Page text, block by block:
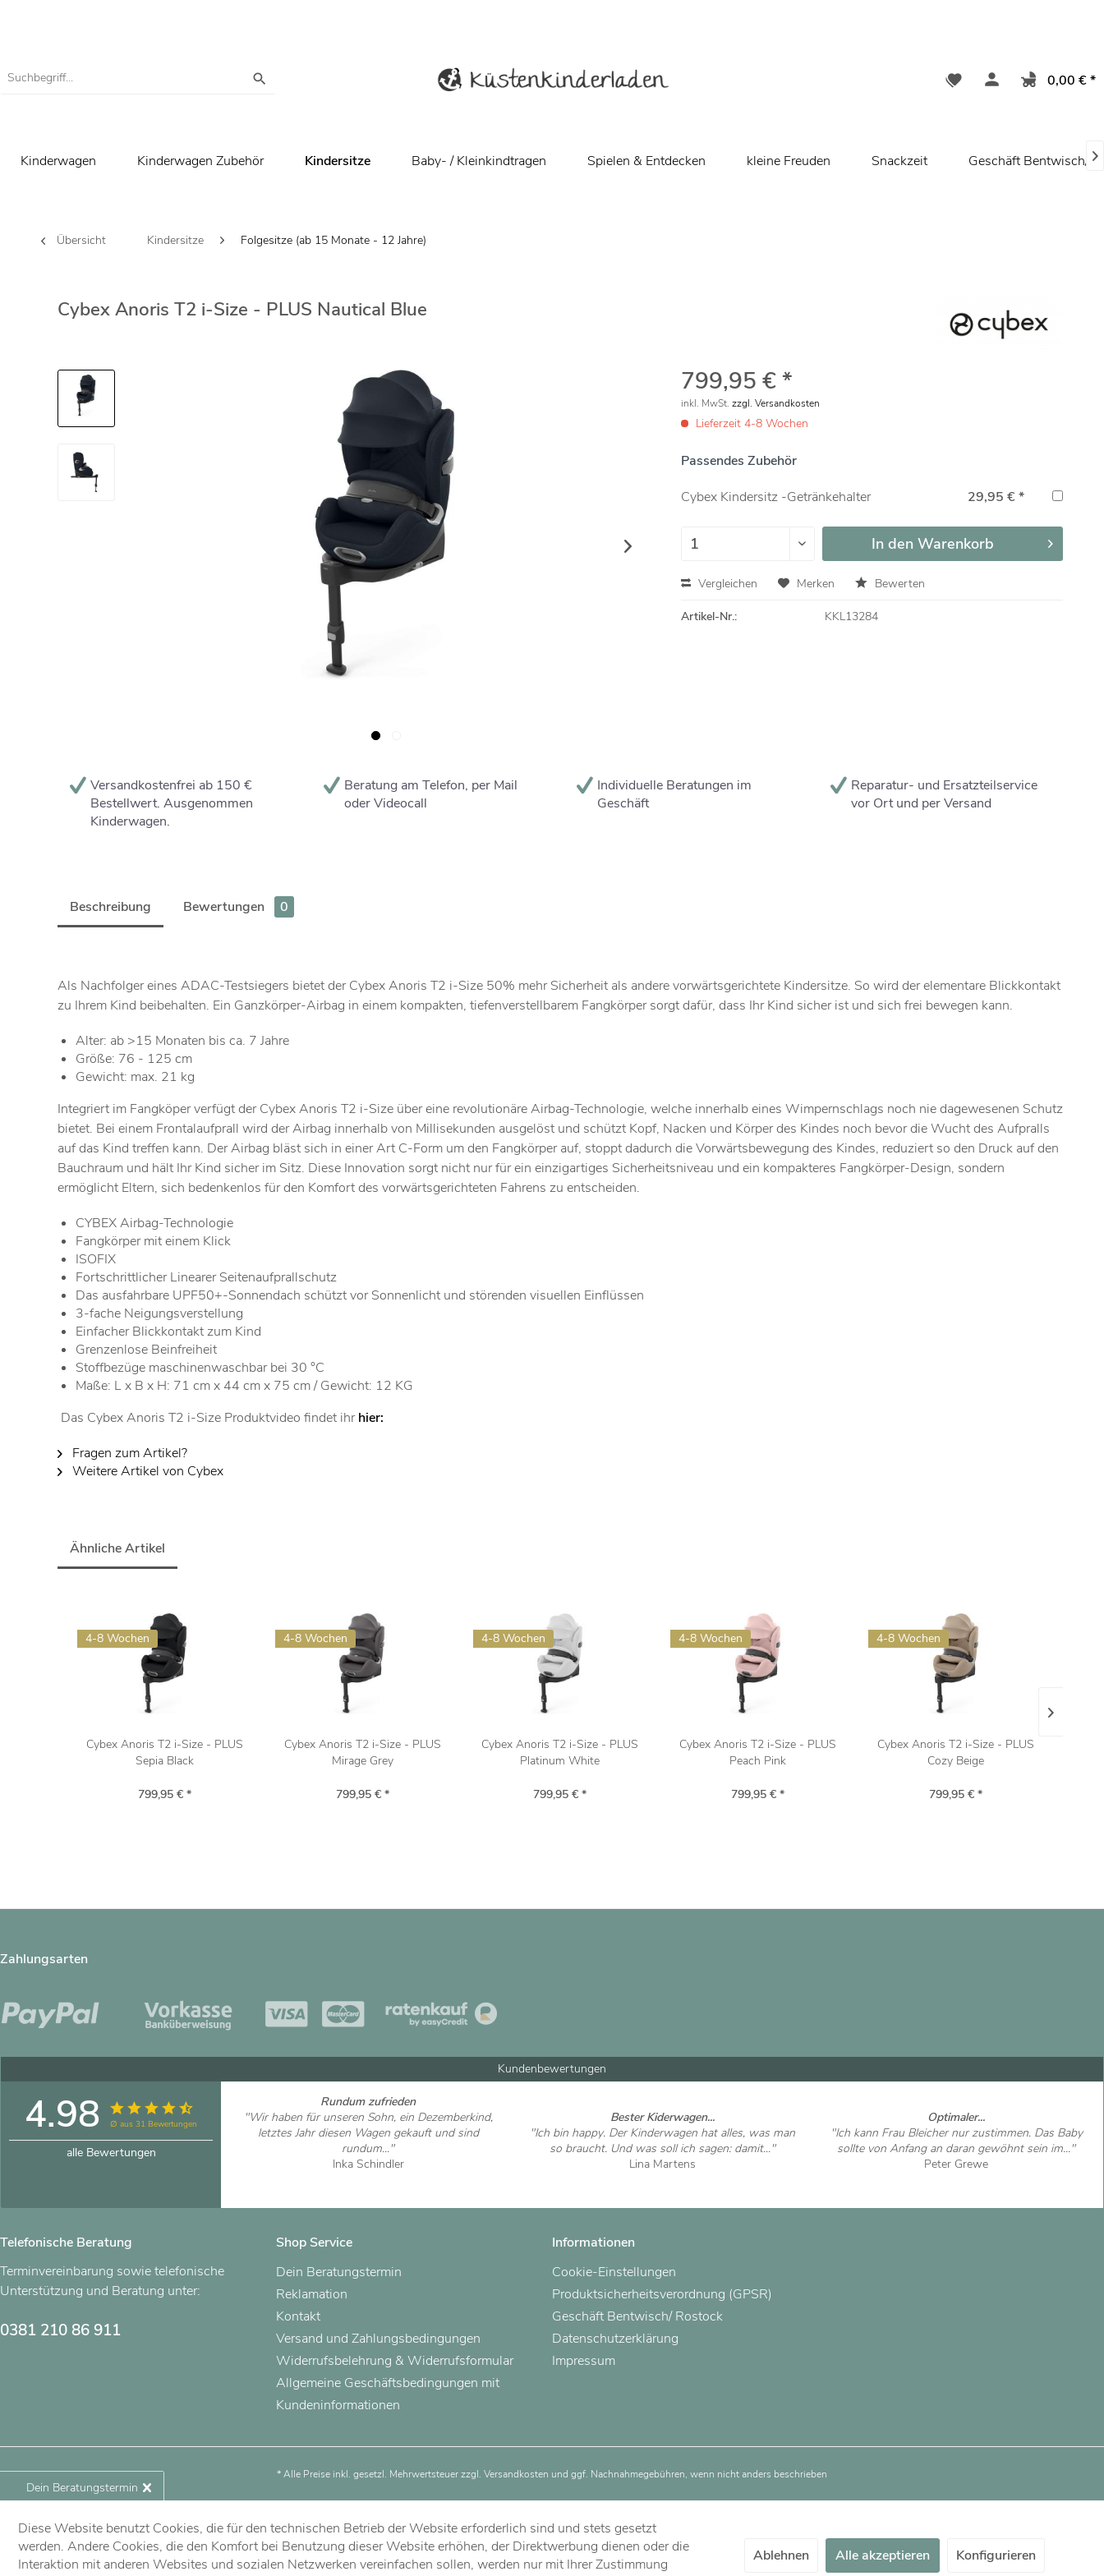
0,00 € *
Kinderwagen Kinderwagen Zubehör Kindersitze Baby- / Kleinkindtragen Spielen & Entdecken kleine Freuden Snackzeit Geschäft Bentwisch/ 
Übersicht Kindersitze Folgesitze (ab 15 Monate - 12 Jahre)
Cybex Anoris T2 i-Size - PLUS Nautical Blue
799,95 € *
inkl. MwSt. zzgl. Versandkosten
Lieferzeit 4-8 Wochen
Passendes Zubehör
Cybex Kindersitz -Getränkehalter
29,95 € *
In den Warenkorb
Vergleichen Merken Bewerten
Artikel-Nr.: KKL13284
Versandkostenfrei ab 150 €
Bestellwert. Ausgenommen
Kinderwagen.
Beratung am Telefon, per Mail
oder Videocall
Individuelle Beratungen im
Geschäft
Reparatur- und Ersatzteilservice
vor Ort und per Versand
Beschreibung Bewertungen 0
Als Nachfolger eines ADAC-Testsiegers bietet der Cybex Anoris T2 i-Size 50% mehr Sicherheit als andere vorwärtsgerichtete Kindersitze. So wird der elementare Blickkontakt
zu Ihrem Kind beibehalten. Ein Ganzkörper-Airbag in einem kompakten, tiefenverstellbarem Fangkörper sorgt dafür, dass Ihr Kind sicher ist und sich frei bewegen kann.
Alter: ab >15 Monaten bis ca. 7 Jahre
Größe: 76 - 125 cm
Gewicht: max. 21 kg
Integriert im Fangköper verfügt der Cybex Anoris T2 i-Size über eine revolutionäre Airbag-Technologie, welche innerhalb eines Wimpernschlags noch nie dagewesenen Schutz
bietet. Bei einem Frontalaufprall wird der Airbag innerhalb von Millisekunden ausgelöst und schützt Kopf, Nacken und Körper des Kindes noch bevor die Wucht des Aufpralls
auf das Kind treffen kann. Der Airbag bläst sich in einer Art C-Form um den Fangkörper auf, stoppt dadurch die Vorwärtsbewegung des Kindes, reduziert so den Druck auf den
Bauchraum und hält Ihr Kind sicher im Sitz. Diese Innovation sorgt nicht nur für ein einzigartiges Sicherheitsniveau und ein kompakteres Fangkörper-Design, sondern
ermöglicht Eltern, sich bedenkenlos für den Komfort des vorwärtsgerichteten Fahrens zu entscheiden.
CYBEX Airbag-Technologie
Fangkörper mit einem Klick
ISOFIX
Fortschrittlicher Linearer Seitenaufprallschutz
Das ausfahrbare UPF50+-Sonnendach schützt vor Sonnenlicht und störenden visuellen Einflüssen
3-fache Neigungsverstellung
Einfacher Blickkontakt zum Kind
Grenzenlose Beinfreiheit
Stoffbezüge maschinenwaschbar bei 30 °C
Maße: L x B x H: 71 cm x 44 cm x 75 cm / Gewicht: 12 KG
Das Cybex Anoris T2 i-Size Produktvideo findet ihrhier:
Fragen zum Artikel?
Weitere Artikel von Cybex
Ähnliche Artikel
4-8 Wochen
Cybex Anoris T2 i-Size - PLUS
Sepia Black
799,95 € *
4-8 Wochen
Cybex Anoris T2 i-Size - PLUS
Mirage Grey
799,95 € *
4-8 Wochen
Cybex Anoris T2 i-Size - PLUS
Platinum White
799,95 € *
4-8 Wochen
Cybex Anoris T2 i-Size - PLUS
Peach Pink
799,95 € *
4-8 Wochen
Cybex Anoris T2 i-Size - PLUS
Cozy Beige
799,95 € *
Zahlungsarten
Dein Beratungstermin
Jetzt vereinbaren!
Kundenbewertungen
4.98∅ aus 31 Bewertungen
alle Bewertungen
Rundum zufrieden
"Wir haben für unseren Sohn, ein Dezemberkind,
letztes Jahr diesen Wagen gekauft und sind
rundum..."
Inka Schindler
Bester Kiderwagen...
"Ich bin happy. Der Kinderwagen hat alles, was man
so braucht. Und was soll ich sagen: damit..."
Lina Martens
Optimaler...
"Ich kann Frau Bleicher nur zustimmen. Das Baby
sollte von Anfang an daran gewöhnt sein im..."
Peter Grewe
Telefonische Beratung
Terminvereinbarung sowie telefonische
Unterstützung und Beratung unter:
0381 210 86 911
Shop Service
Dein Beratungstermin
Reklamation
Kontakt
Versand und Zahlungsbedingungen
Widerrufsbelehrung & Widerrufsformular
Allgemeine Geschäftsbedingungen mit
Kundeninformationen
Informationen
Cookie-Einstellungen
Produktsicherheitsverordnung (GPSR)
Geschäft Bentwisch/ Rostock
Datenschutzerklärung
Impressum
* Alle Preise inkl. gesetzl. Mehrwertsteuer zzgl. Versandkosten und ggf. Nachnahmegebühren, wenn nicht anders beschrieben
Diese Website benutzt Cookies, die für den technischen Betrieb der Website erforderlich sind und stets gesetzt
werden. Andere Cookies, die den Komfort bei Benutzung dieser Website erhöhen, der Direktwerbung dienen oder die
Interaktion mit anderen Websites und sozialen Netzwerken vereinfachen sollen, werden nur mit Ihrer Zustimmung
Ablehnen Alle akzeptieren Konfigurieren